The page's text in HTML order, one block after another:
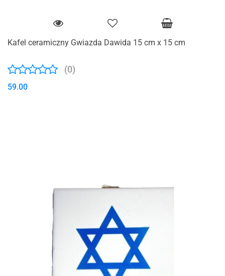
Kafel ceramiczny Gwiazda Dawida 15 cm x 15 cm
(0)
59.00